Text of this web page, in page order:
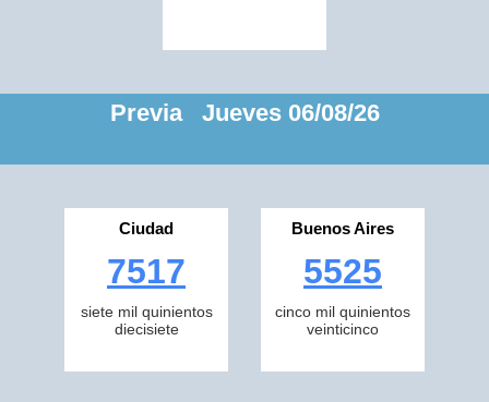
Previa Jueves 06/08/26
Ciudad
7517
siete mil quinientos
diecisiete
Buenos Aires
5525
cinco mil quinientos
veinticinco